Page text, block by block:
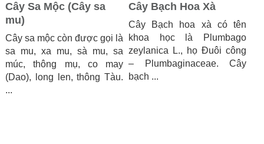
Cây Sa Mộc (Cây sa
mu)
Cây sa mộc còn được gọi là
sa mu, xa mu, sà mu, sa
múc, thông mụ, co may
(Dao), long len, thông Tàu.
...
Cây Bạch Hoa Xà
Cây Bạch hoa xà có tên
khoa học là Plumbago
zeylanica L., họ Đuôi công
– Plumbaginaceae. Cây
bạch ...